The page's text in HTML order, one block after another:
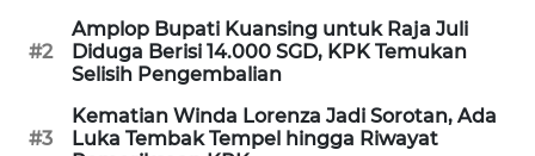
#2
Amplop Bupati Kuansing untuk Raja Juli
Diduga Berisi 14.000 SGD, KPK Temukan
Selisih Pengembalian
#3
Kematian Winda Lorenza Jadi Sorotan, Ada
Luka Tembak Tempel hingga Riwayat
METRO
NEWS